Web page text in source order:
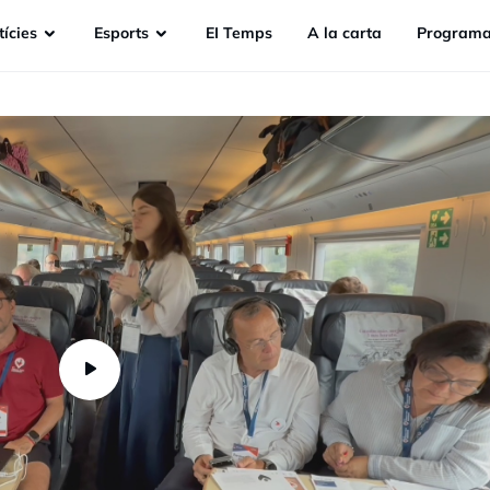
Esports EI Temps A la carta